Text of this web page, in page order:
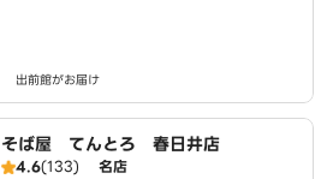
出前館がお届け
そば屋 てんとろ 春日井店
4.6(133) 名店